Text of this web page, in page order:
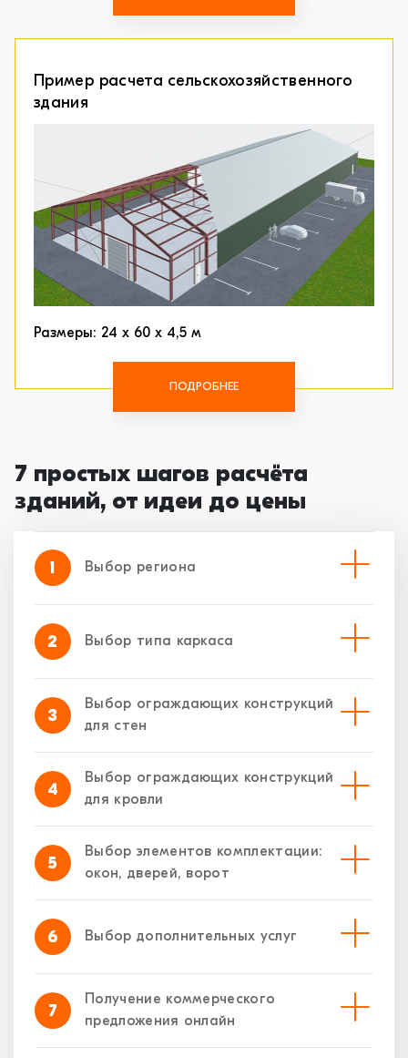
Пример расчета сельскохозяйственного
здания
Размеры: 24 х 60 х 4,5 м
ПОДРОБНЕЕ
7 простых шагов расчёта
зданий, от идеи до цены
1 Выбор региона
2 Выбор типа каркаса
3
Выбор ограждающих конструкций
для стен
4
Выбор ограждающих конструкций
для кровли
5
Выбор элементов комплектации:
окон, дверей, ворот
6 Выбор дополнительных услуг
7
Получение коммерческого
предложения онлайн